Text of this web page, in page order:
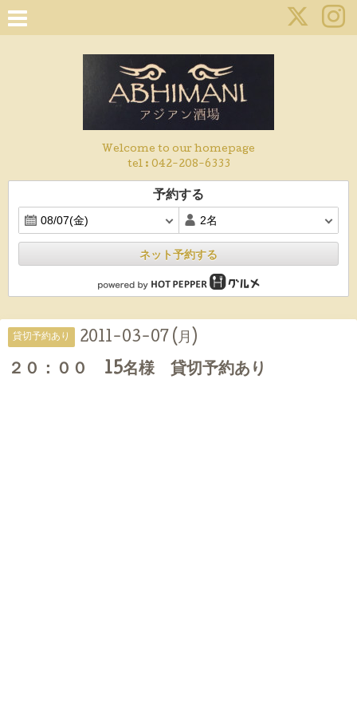
Welcome to our homepage
tel : 042-208-6333
予約する
ネット予約する
貸切予約あり 2011-03-07 (月)
２０：００ 15名様 貸切予約あり